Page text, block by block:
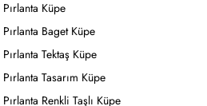
Pırlanta Küpe
Pırlanta Baget Küpe
Pırlanta Tektaş Küpe
Pırlanta Tasarım Küpe
Pırlanta Renkli Taşlı Küpe